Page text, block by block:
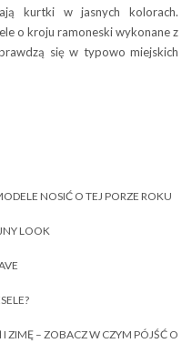
kurtki w jasnych kolorach.
o kroju ramoneski wykonane z
się w typowo miejskich
NOSIĆ O TEJ PORZE ROKU
LOOK
ZIMĘ – ZOBACZ W CZYM PÓJŚĆ O